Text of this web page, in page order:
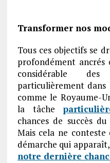
Transformer nos
Tous ces objectifs se
profondément
considérable
particulièrement dans
comme le Royaume-
la tâche
chances de succès
Mais cela ne
démarche qui
notre dernière